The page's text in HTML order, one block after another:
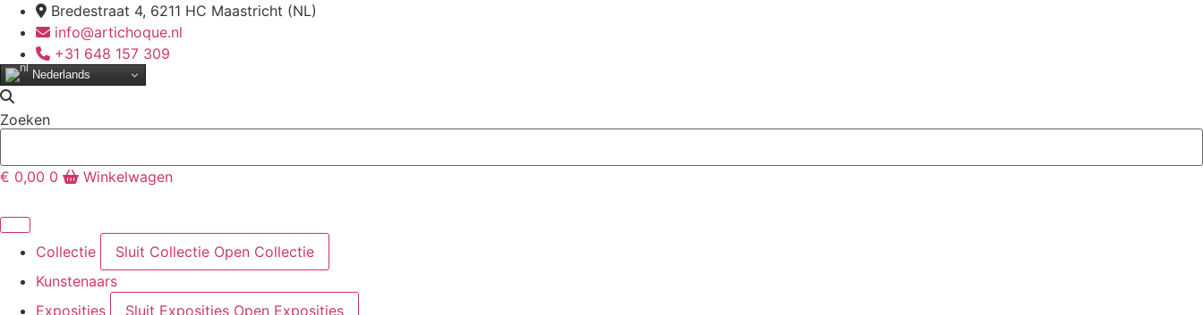
naar
inhoud
Bredestraat 4, 6211 HC Maastricht (NL)
info@artichoque.nl
+31 648 157 309
Nederlands
Zoeken
€ 0,00 0 Winkelwagen
Collectie Sluit Collectie Open Collectie
Kunstenaars
Exposities
Sluit Exposities Open Exposities